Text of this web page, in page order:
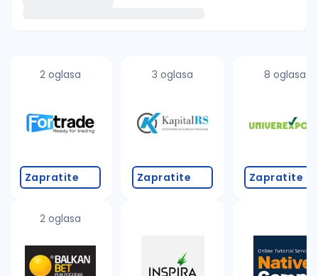
proverite pravopisne greške (koristite č, ć, š, đ,
promenite odabrane filtere pretrage
2 oglasa
Zapratite
2 oglasa
3 oglasa
Zapratite
8 oglasa
Zapratite